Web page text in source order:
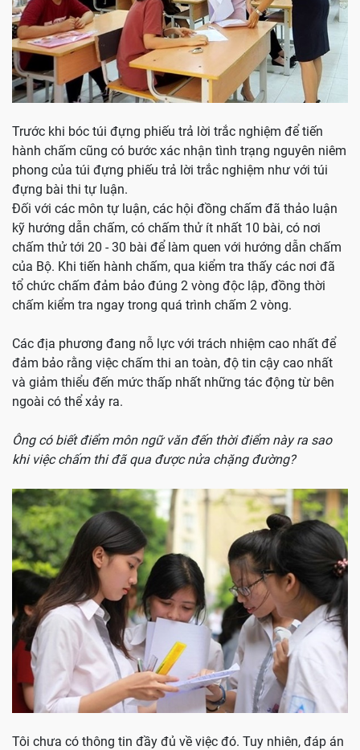
Trước khi bóc túi đựng phiếu trả lời trắc nghiệm để tiến
hành chấm cũng có bước xác nhận tình trạng nguyên niêm
phong của túi đựng phiếu trả lời trắc nghiệm như với túi
đựng bài thi tự luận.
Đối với các môn tự luận, các hội đồng chấm đã thảo luận
kỹ hướng dẫn chấm, có chấm thử ít nhất 10 bài, có nơi
chấm thử tới 20 - 30 bài để làm quen với hướng dẫn chấm
của Bộ. Khi tiến hành chấm, qua kiểm tra thấy các nơi đã
tổ chức chấm đảm bảo đúng 2 vòng độc lập, đồng thời
chấm kiểm tra ngay trong quá trình chấm 2 vòng.
Các địa phương đang nỗ lực với trách nhiệm cao nhất để
đảm bảo rằng việc chấm thi an toàn, độ tin cậy cao nhất
và giảm thiểu đến mức thấp nhất những tác động từ bên
ngoài có thể xảy ra.
Ông có biết điểm môn ngữ văn đến thời điểm này ra sao
khi việc chấm thi đã qua được nửa chặng đường?
Tôi chưa có thông tin đầy đủ về việc đó. Tuy nhiên, đáp án